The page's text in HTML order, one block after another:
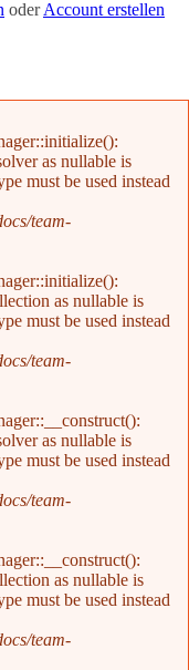
oderAccount erstellen
as nullable is
must be used instead
team-
as nullable is
must be used instead
team-
as nullable is
must be used instead
team-
as nullable is
must be used instead
team-